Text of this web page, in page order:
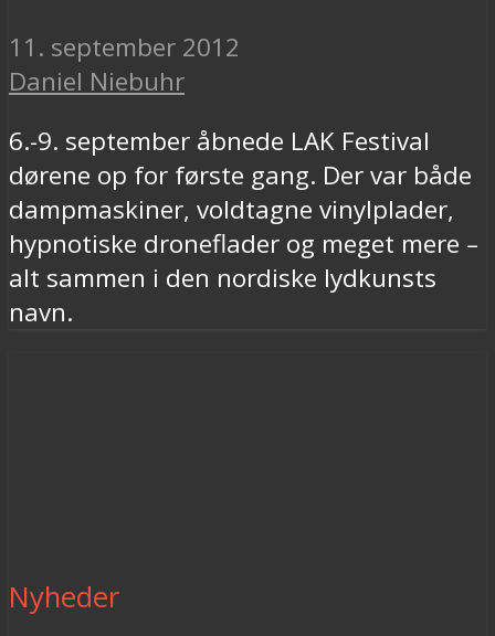
11. september 2012
Daniel Niebuhr
6.-9. september åbnede LAK Festival
dørene op for første gang. Der var både
dampmaskiner, voldtagne vinylplader,
hypnotiske droneflader og meget mere –
alt sammen i den nordiske lydkunsts
navn.
Nyheder